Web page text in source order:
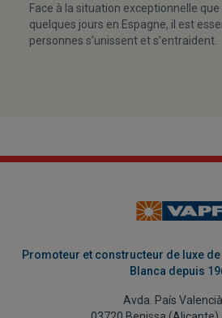
Face à la situation exceptionnelle
quelques jours en Espagne, il est
personnes s’unissent et s’entraident.
Promoteur et constructeur de luxe
Blanca depuis
Avda. País